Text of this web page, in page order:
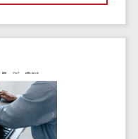
ム>
>
ル>
バ
ス
テ